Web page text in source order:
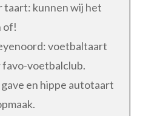
taart: kunnen wij het
of!
voetbaltaart
favo-voetbalclub.
en hippe autotaart